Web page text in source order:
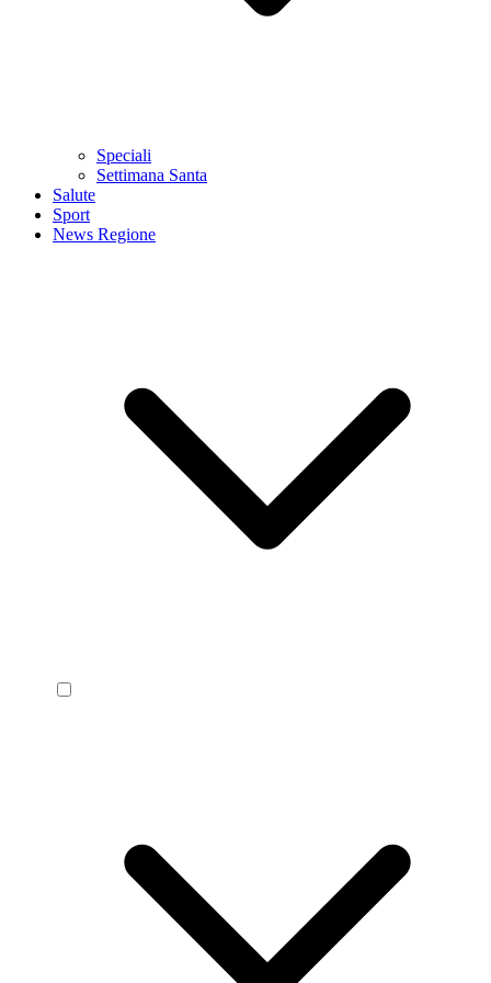
Speciali
Settimana Santa
Salute
Sport
News Regione